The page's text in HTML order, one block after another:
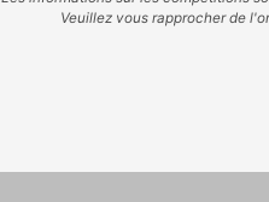
1929, la
Veuillez vous rapprocher de